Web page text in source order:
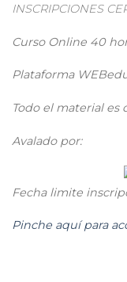
INSCRIPCIONES
Curso Online 40
Plataforma
Todo el material es
Avalado por:
Fecha limite
Pinche aquí para